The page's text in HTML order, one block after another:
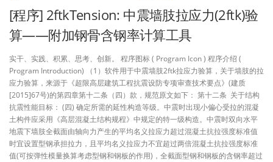
[程序] 2ftkTension: 中震墙肢拉应力(2ftk)验
算——附加钢骨含钢率计算工具
实干、实践、积累、思考、创新。 程序图标 ( Program Icon ) 程序介绍 (
Program Introduction) （1）软件用于中震墙肢2ftk拉应力验算，关于墙肢的拉
应力验算，来源于《超限高层建筑工程抗震设防专项审查技术要点》(建质
[2015]67号)的第四章第十二条（四）款，规范原文如下： 第十二条 关于结构
抗震性能目标： (四) 确定所需的延性构造等级。中震时出现小偏心受拉的混凝
土构件应采用《高层混凝土结构规程》中规定的特一级构造。中震时双向水平
地震下墙肢全截面由轴向力产生的平均名义拉应力超过混凝土抗拉强度标准值
时宜设置型钢承担拉力，且平均名义拉应力不宜超过两倍混凝土抗拉强度标准
值(可按弹性模量换算考虑型钢和钢板的作用)，全截面型钢和钢板的含钢率超过